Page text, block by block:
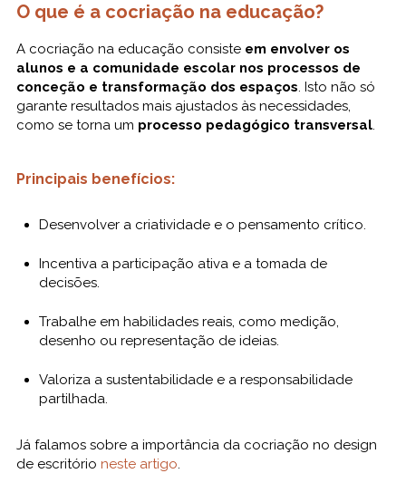
O que é a cocriação na educação?
A cocriação na educação consiste em envolver os
alunos e a comunidade escolar nos processos de
conceção e transformação dos espaços. Isto não só
garante resultados mais ajustados às necessidades,
como se torna um processo pedagógico transversal.
Principais benefícios:
Desenvolver a criatividade e o pensamento crítico.
Incentiva a participação ativa e a tomada de
decisões.
Trabalhe em habilidades reais, como medição,
desenho ou representação de ideias.
Valoriza a sustentabilidade e a responsabilidade
partilhada.
Já falamos sobre a importância da cocriação no design
de escritório neste artigo.